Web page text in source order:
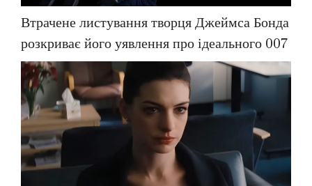
Втрачене листування творця Джеймса Бонда
розкриває його уявлення про ідеального 007